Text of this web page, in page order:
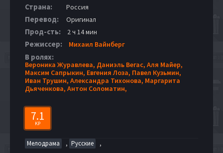
Страна: Россия
Перевод: Оригинал
Прод-сть: 2 ч 14 мин
Режиссер: Михаил Вайнберг
В ролях:
Вероника Журавлева, Даниэль Вегас, Аля Майер,
Максим Сапрыкин, Евгения Лоза, Павел Кузьмин,
Иван Трушин, Александра Тихонова, Маргарита
Дьяченкова, Антон Соломатин,
7.1
KP
Мелодрама , Русские ,